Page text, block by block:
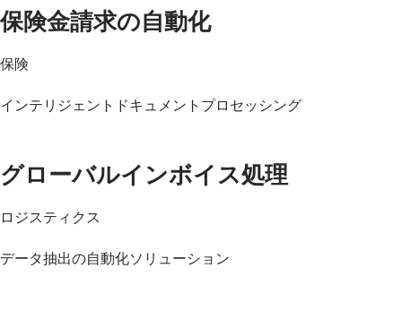
保険金請求の自動化
保険
インテリジェントドキュメントプロセッシング
グローバルインボイス処理
ロジスティクス
データ抽出の自動化ソリューション